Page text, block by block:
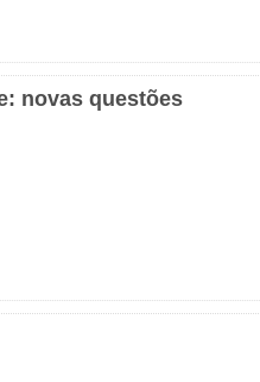
novas questões